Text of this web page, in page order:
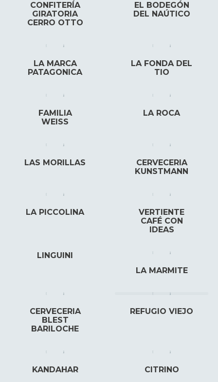
CONFITERÍA
GIRATORIA
CERRO OTTO
EL BODEGÓN
DEL NAÚTICO
LA MARCA
PATAGONICA
LA FONDA DEL
TIO
FAMILIA
WEISS
LA ROCA
LAS MORILLAS
CERVECERIA
KUNSTMANN
LA PICCOLINA
VERTIENTE
CAFÉ CON
IDEAS
LINGUINI
LA MARMITE
CERVECERIA
BLEST
BARILOCHE
REFUGIO VIEJO
KANDAHAR CITRINO